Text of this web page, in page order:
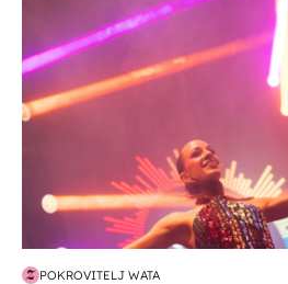
POKROVITELJ WATA